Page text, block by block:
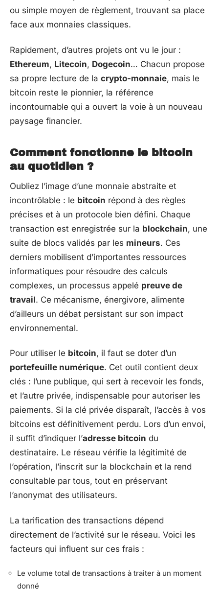
ou simple moyen de règlement, trouvant sa place
face aux monnaies classiques.
Rapidement, d’autres projets ont vu le jour :
Ethereum, Litecoin, Dogecoin… Chacun propose
sa propre lecture de la crypto-monnaie, mais le
bitcoin reste le pionnier, la référence
incontournable qui a ouvert la voie à un nouveau
paysage financier.
Comment fonctionne le bitcoin
au quotidien ?
Oubliez l’image d’une monnaie abstraite et
incontrôlable : le bitcoin répond à des règles
précises et à un protocole bien défini. Chaque
transaction est enregistrée sur la blockchain, une
suite de blocs validés par les mineurs. Ces
derniers mobilisent d’importantes ressources
informatiques pour résoudre des calculs
complexes, un processus appelé preuve de
travail. Ce mécanisme, énergivore, alimente
d’ailleurs un débat persistant sur son impact
environnemental.
Pour utiliser le bitcoin, il faut se doter d’un
portefeuille numérique. Cet outil contient deux
clés : l’une publique, qui sert à recevoir les fonds,
et l’autre privée, indispensable pour autoriser les
paiements. Si la clé privée disparaît, l’accès à vos
bitcoins est définitivement perdu. Lors d’un envoi,
il suffit d’indiquer l’adresse bitcoin du
destinataire. Le réseau vérifie la légitimité de
l’opération, l’inscrit sur la blockchain et la rend
consultable par tous, tout en préservant
l’anonymat des utilisateurs.
La tarification des transactions dépend
directement de l’activité sur le réseau. Voici les
facteurs qui influent sur ces frais :
Le volume total de transactions à traiter à un moment
donné